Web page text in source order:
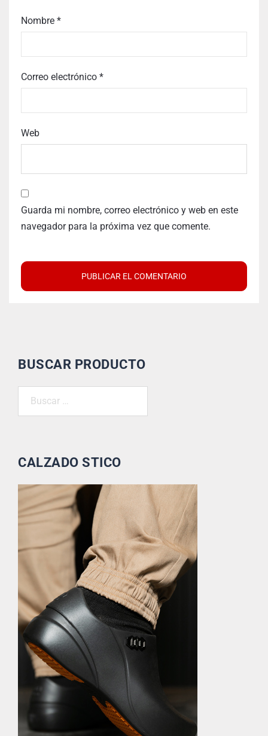
Nombre *
Correo electrónico *
Web
Guarda mi nombre, correo electrónico y web en este
navegador para la próxima vez que comente.
BUSCAR PRODUCTO
CALZADO STICO